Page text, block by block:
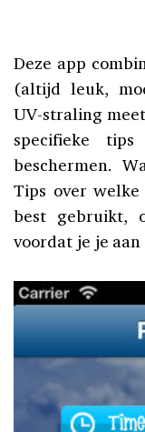
Deze app
(altijd leuk,
UV-straling
specifieke
beschermen.
Tips over
best gebruikt,
voordat je je